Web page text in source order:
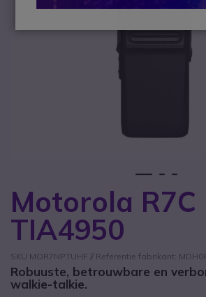
Motorola R7C
TIA4950
SKU MOR7NPTUHF // Referentie fabrikant:
Robuuste, betrouwbare en
walkie-talkie.
Ga naar het begin van de afbeeldingen-